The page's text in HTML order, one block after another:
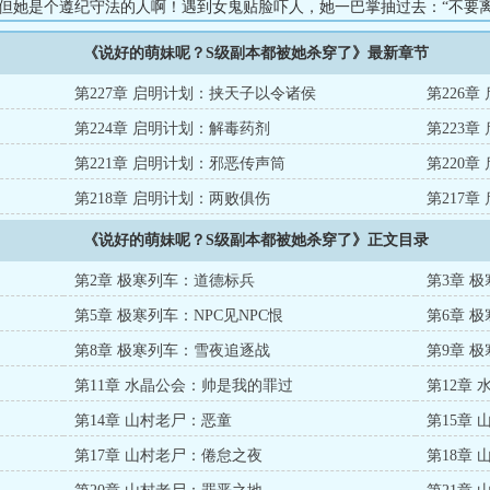
她是个遵纪守法的人啊！遇到女鬼贴脸吓人，她一巴掌抽过去：“不要
的社交距离。”厨师把七窍淌血的人头端上她的餐桌，她举手抗议：“你
我不吃这么不卫生的东西。”笑得含情脉脉的“丈夫”对她举起拳头，她
：“家暴是违法的，你不知道吗？”弹幕：，惊悚游戏里来了个道德标兵
《说好的萌妹呢？S级副本都被她杀穿了》最新章节
第227章 启明计划：挟天子以令诸侯 第226章
第224章 启明计划：解毒药剂 第223章
第221章 启明计划：邪恶传声筒 第220章
第218章 启明计划：两败俱伤 第217章
《说好的萌妹呢？S级副本都被她杀穿了》正文目录
第2章 极寒列车：道德标兵 第3章 极
第5章 极寒列车：NPC见NPC恨 第6章 极
第8章 极寒列车：雪夜追逐战 第9章 极
第11章 水晶公会：帅是我的罪过 第12章
第14章 山村老尸：恶童 第15章
第17章 山村老尸：倦怠之夜 第18章